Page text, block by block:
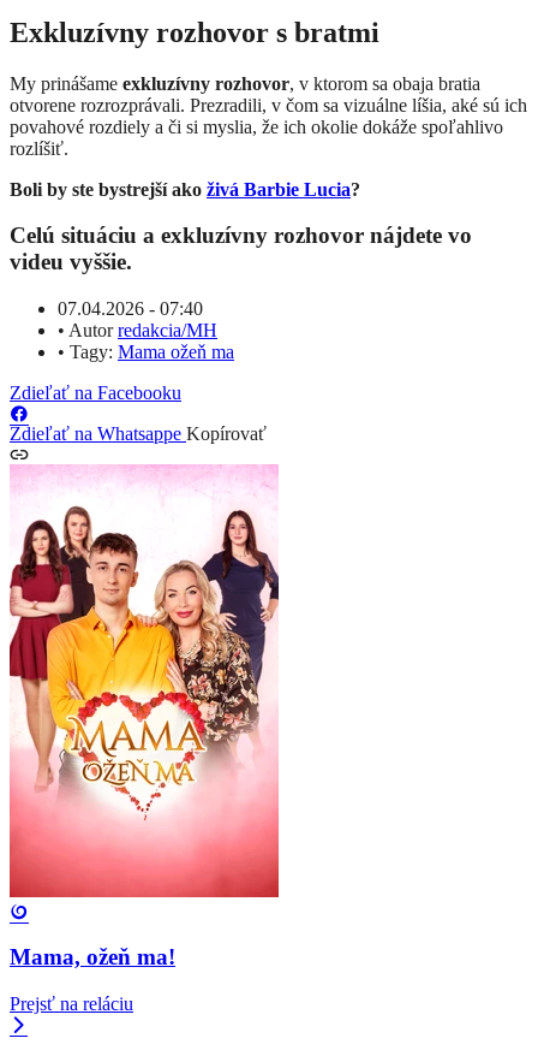
Exkluzívny rozhovor s bratmi
My prinášame exkluzívny rozhovor, v ktorom sa obaja bratia
otvorene rozrozprávali. Prezradili, v čom sa vizuálne líšia, aké sú ich
povahové rozdiely a či si myslia, že ich okolie dokáže spoľahlivo
rozlíšiť.
Boli by ste bystrejší ako živá Barbie Lucia?
Celú situáciu a exkluzívny rozhovor nájdete vo
videu vyššie.
07.04.2026 - 07:40
• Autorredakcia/MH
• Tagy: Mama ožeň ma
Zdieľať na Facebooku
Zdieľať na Whatsappe Kopírovať
Mama, ožeň ma!
Prejsť na reláciu